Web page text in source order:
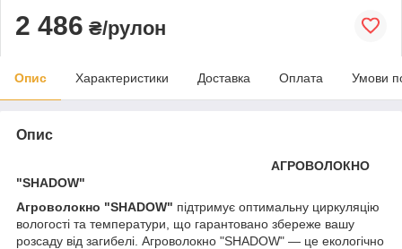
2 486 ₴/рулон
Опис Характеристики Доставка Оплата Умови
Опис
АГРОВОЛОКНО
"SHADOW"
Агроволокно "SHADOW" підтримує оптимальну циркуляцію
вологості та температури, що гарантовано збереже вашу
розсаду від загибелі. Агроволокно "SHADOW" — це екологічно